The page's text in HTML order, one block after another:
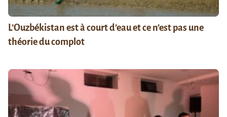
L’Ouzbékistan est à court d’eau et ce n’est pas une
théorie du complot